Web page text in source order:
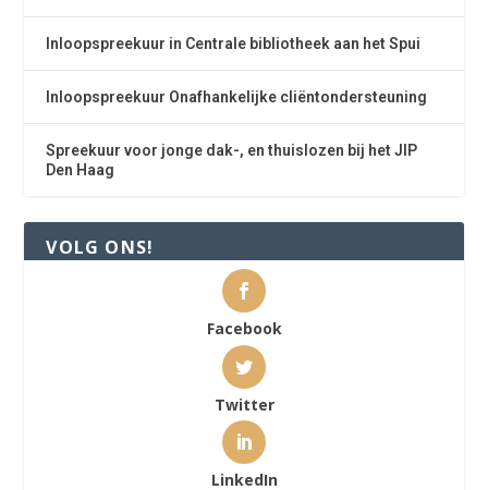
Inloopspreekuur in Centrale bibliotheek aan het Spui
Inloopspreekuur Onafhankelijke cliëntondersteuning
Spreekuur voor jonge dak-, en thuislozen bij het JIP
Den Haag
VOLG ONS!
Facebook
Twitter
LinkedIn